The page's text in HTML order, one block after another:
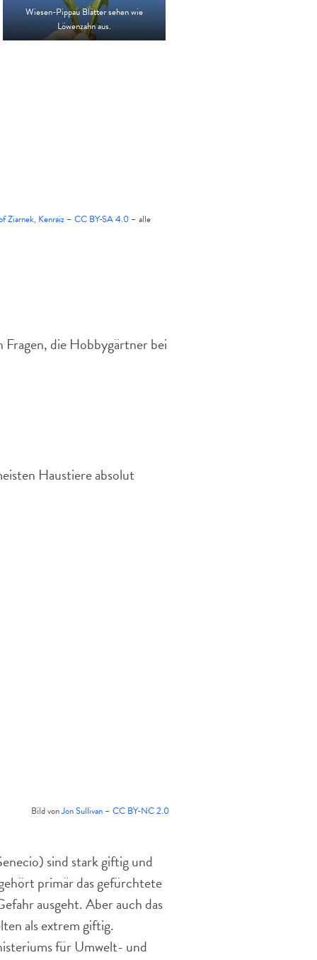
Wiesen-Pippau Blätter sehen wie
Löwenzahn aus.
Ziarnek, Kenraiz– CC BY-SA 4.0– alle
die Hobbygärtner bei
Haustiere absolut
Bild vonJon Sullivan– CC BY-NC 2.0
sind stark giftig und
primär das gefürchtete
ausgeht. Aber auch das
als extrem giftig.
für Umwelt- und